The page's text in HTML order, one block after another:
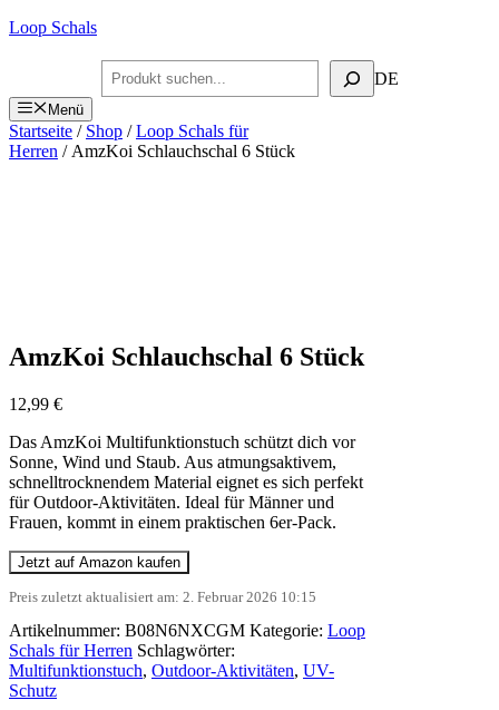
Zum
Loop Schals
Suchen DE
Menü
Startseite / Shop /Loop Schals für
Herren / AmzKoi Schlauchschal 6 Stück
AmzKoi Schlauchschal 6 Stück
12,99 €
Das AmzKoi Multifunktionstuch schützt dich vor
Sonne, Wind und Staub. Aus atmungsaktivem,
schnelltrocknendem Material eignet es sich perfekt
für Outdoor-Aktivitäten. Ideal für Männer und
Frauen, kommt in einem praktischen 6er-Pack.
Jetzt auf Amazon kaufen
Preis zuletzt aktualisiert am: 2. Februar 2026 10:15
Artikelnummer: B08N6NXCGM Kategorie: Loop
Schals für Herren Schlagwörter:
Multifunktionstuch, Outdoor-Aktivitäten, UV-
Schutz